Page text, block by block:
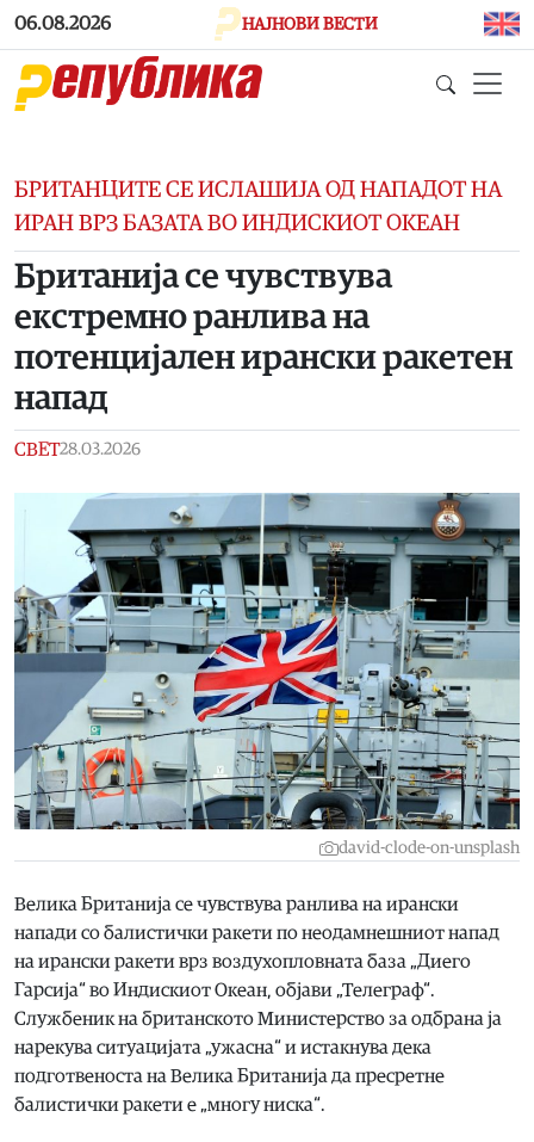
Skip to main content
06.08.2026 НАЈНОВИ ВЕСТИ
БРИТАНЦИТЕ СЕ ИСЛАШИЈА ОД НАПАДОТ НА
ИРАН ВРЗ БАЗАТА ВО ИНДИСКИОТ ОКЕАН
Британија се чувствува
екстремно ранлива на
потенцијален ирански ракетен
напад
СВЕТ28.03.2026
david-clode-on-unsplash
Велика Британија се чувствува ранлива на ирански
напади со балистички ракети по неодамнешниот напад
на ирански ракети врз воздухопловната база „Диего
Гарсија“ во Индискиот Океан, објави „Телеграф“.
Службеник на британското Министерство за одбрана ја
нарекува ситуацијата „ужасна“ и истакнува дека
подготвеноста на Велика Британија да пресретне
балистички ракети е „многу ниска“.